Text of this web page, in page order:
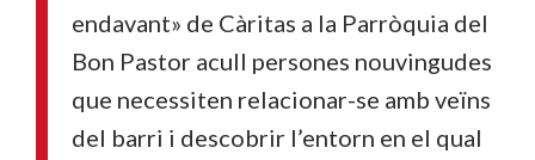
endavant» de Càritas a la Parròquia del
Bon Pastor acull persones nouvingudes
que necessiten relacionar-se amb veïns
del barri i descobrir l’entorn en el qual